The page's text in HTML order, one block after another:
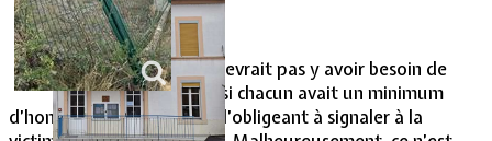
Il ne devrait pas y avoir besoin de
code si chacun avait un minimum
d’honnêteté et de morale l’obligeant à signaler à la